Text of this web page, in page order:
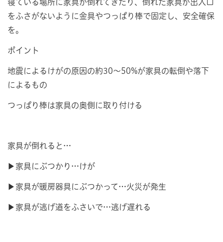
寝ている場所に家具が倒れてきたり、倒れた家具が出入口
をふさがないように金具やつっぱり棒で固定し、安全確保
を。
ポイント
地震によるけがの原因の約30～50%が家具の転倒や落下
によるもの
つっぱり棒は家具の奥側に取り付ける
家具が倒れると…
▶家具にぶつかり…けが
▶家具が暖房器具にぶつかって…火災が発生
▶家具が逃げ道をふさいで…逃げ遅れる